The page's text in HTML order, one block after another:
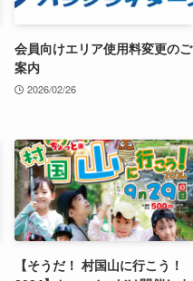
会員向けエリア使用料変更のご
案内
2026/02/26
【そうだ！ 村国山に行こう！